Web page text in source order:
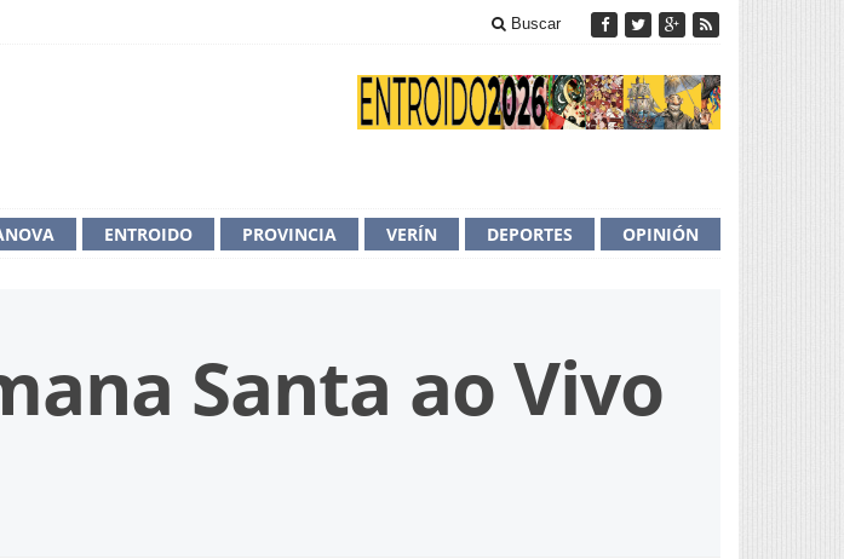
Buscar
OPINIÓN
DEPORTES
VERÍN
PROVINCIA
ENTROIDO
Santa ao Vivo